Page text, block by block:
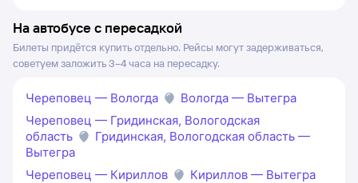
На автобусе с пересадкой
Билеты придётся купить отдельно. Рейсы могут задерживаться,
советуем заложить 3–4 часа на пересадку.
Череповец — Вологда
Вологда — Вытегра
Череповец — Гридинская, Вологодская
область
Гридинская, Вологодская область —
Вытегра
Череповец — Кириллов
Кириллов — Вытегра